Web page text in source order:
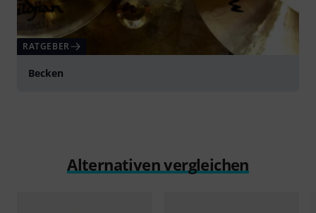
RATGEBER
Becken
Alternativen vergleichen